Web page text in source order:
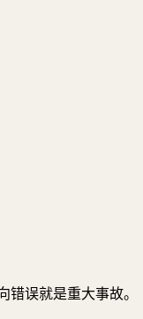
误就是重大事故。